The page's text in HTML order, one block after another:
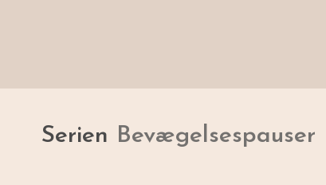
Serien Bevægelsespauser